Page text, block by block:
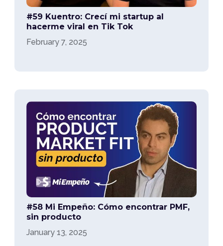
#59 Kuentro: Crecí mi startup al
hacerme viral en Tik Tok
February 7, 2025
#58 Mi Empeño: Cómo encontrar PMF,
sin producto
January 13, 2025